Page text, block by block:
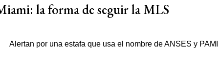
la forma de seguir la MLS